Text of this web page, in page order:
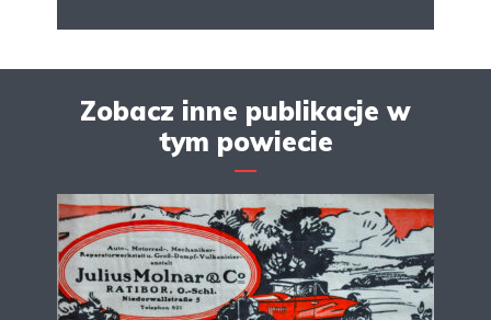
Zobacz inne publikacje w
tym powiecie